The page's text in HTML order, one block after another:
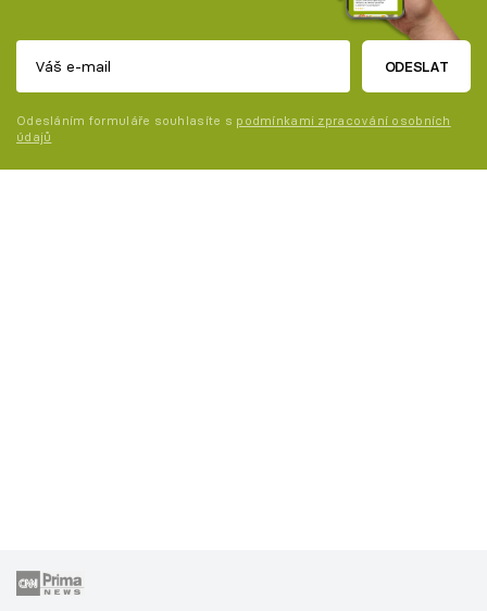
ODESLAT
Odesláním formuláře souhlasíte s podmínkami zpracování osobních
údajů